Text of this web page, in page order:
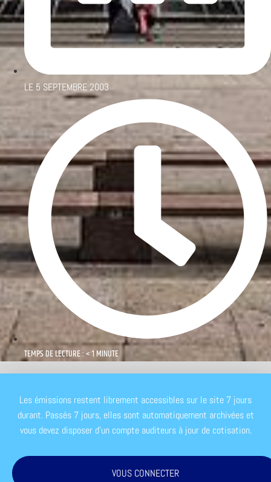
LE 5 SEPTEMBRE 2003
TEMPS DE LECTURE : < 1 MINUTE
Les émissions restent librement accessibles sur le site 7 jours
durant. Passés 7 jours, elles sont automatiquement archivées et
vous devez disposer d'un compte auditeurs à jour de cotisation.
VOUS CONNECTER